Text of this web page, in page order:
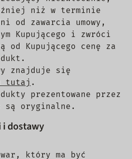
niż w terminie
od zawarcia umowy,
Kupującego i zwróci
od Kupującego cenę za
znajduje się
tutaj .
prezentowane przez
są oryginalne.
i dostawy
który ma być